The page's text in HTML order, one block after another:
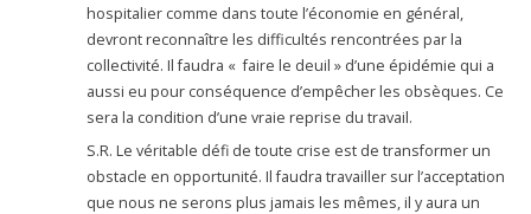
hospitalier comme dans toute l’économie en général,
devront reconnaître les difficultés rencontrées par la
collectivité. Il faudra « faire le deuil » d’une épidémie qui a
aussi eu pour conséquence d’empêcher les obsèques. Ce
sera la condition d’une vraie reprise du travail.
S.R. Le véritable défi de toute crise est de transformer un
obstacle en opportunité. Il faudra travailler sur l’acceptation
que nous ne serons plus jamais les mêmes, il y aura un